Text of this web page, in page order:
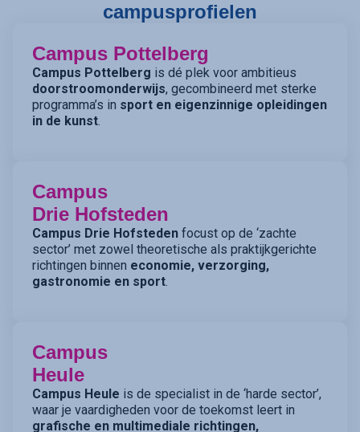
campusprofielen
Campus Pottelberg
Campus Pottelberg is dé plek voor ambitieus
doorstroomonderwijs, gecombineerd met sterke
programma’s in sport en eigenzinnige opleidingen
in de kunst.
Campus
Drie Hofsteden
Campus Drie Hofsteden focust op de ‘zachte
sector’ met zowel theoretische als praktijkgerichte
richtingen binnen economie, verzorging,
gastronomie en sport.
Campus
Heule
Campus Heule is de specialist in de ‘harde sector’,
waar je vaardigheden voor de toekomst leert in
grafische en multimediale richtingen,